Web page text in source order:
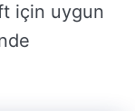
için uygun